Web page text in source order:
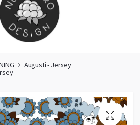
Augusti - Jersey